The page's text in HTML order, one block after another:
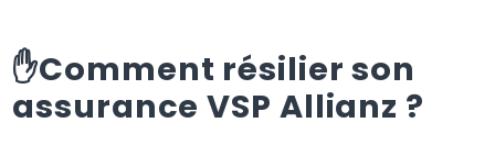
✋Comment résilier son
assurance VSP Allianz ?